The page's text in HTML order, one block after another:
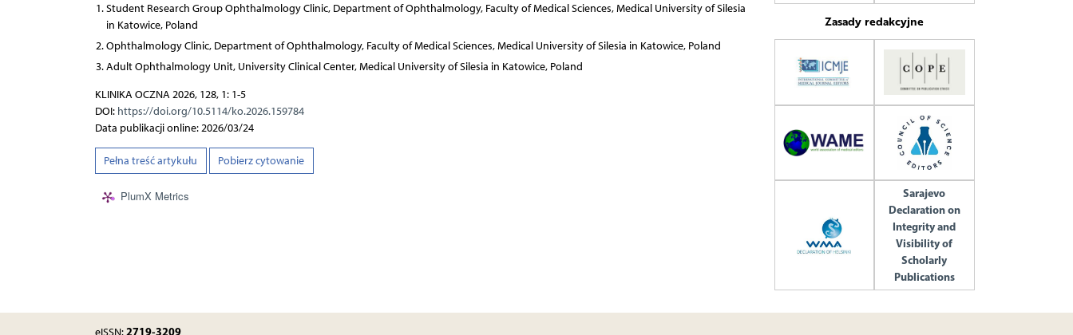
Student Research Group Ophthalmology Clinic, Department of Ophthalmology, Faculty of Medical Sciences, Medical University of Silesia
in Katowice, Poland
Ophthalmology Clinic, Department of Ophthalmology, Faculty of Medical Sciences, Medical University of Silesia in Katowice, Poland
Adult Ophthalmology Unit, University Clinical Center, Medical University of Silesia in Katowice, Poland
KLINIKA OCZNA 2026, 128, 1: 1-5
DOI: https://doi.org/10.5114/ko.2026.159784
Data publikacji online: 2026/03/24
Pełna treść artykułu Pobierz cytowanie
PlumX Metrics
Zasady redakcyjne
Sarajevo
Declaration on
Integrity and
Visibility of
Scholarly
Publications
eISSN:2719-3209